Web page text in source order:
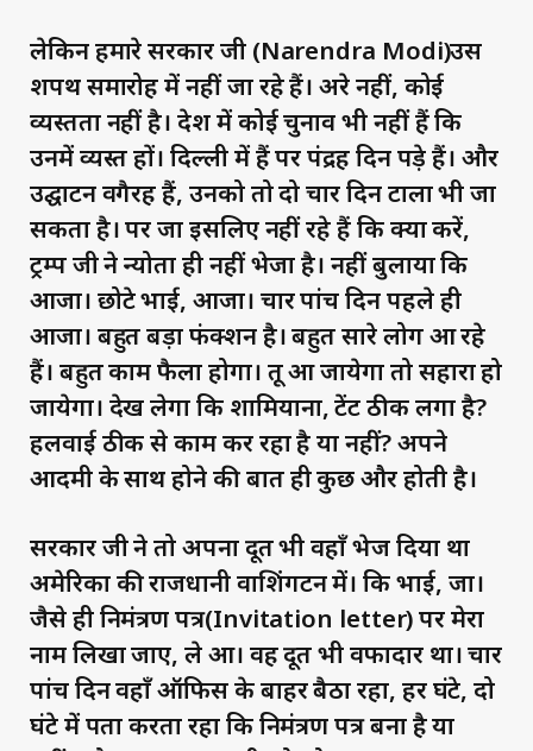
लेकिन हमारे सरकार जी (Narendra Modi)उस
शपथ समारोह में नहीं जा रहे हैं। अरे नहीं, कोई
व्यस्तता नहीं है। देश में कोई चुनाव भी नहीं हैं कि
उनमें व्यस्त हों। दिल्ली में हैं पर पंद्रह दिन पड़े हैं। और
उद्घाटन वगैरह हैं, उनको तो दो चार दिन टाला भी जा
सकता है। पर जा इसलिए नहीं रहे हैं कि क्या करें,
ट्रम्प जी ने न्योता ही नहीं भेजा है। नहीं बुलाया कि
आजा। छोटे भाई, आजा। चार पांच दिन पहले ही
आजा। बहुत बड़ा फंक्शन है। बहुत सारे लोग आ रहे
हैं। बहुत काम फैला होगा। तू आ जायेगा तो सहारा हो
जायेगा। देख लेगा कि शामियाना, टेंट ठीक लगा है?
हलवाई ठीक से काम कर रहा है या नहीं? अपने
आदमी के साथ होने की बात ही कुछ और होती है।
सरकार जी ने तो अपना दूत भी वहाँ भेज दिया था
अमेरिका की राजधानी वाशिंगटन में। कि भाई, जा।
जैसे ही निमंत्रण पत्र(Invitation letter) पर मेरा
नाम लिखा जाए, ले आ। वह दूत भी वफादार था। चार
पांच दिन वहाँ ऑफिस के बाहर बैठा रहा, हर घंटे, दो
घंटे में पता करता रहा कि निमंत्रण पत्र बना है या